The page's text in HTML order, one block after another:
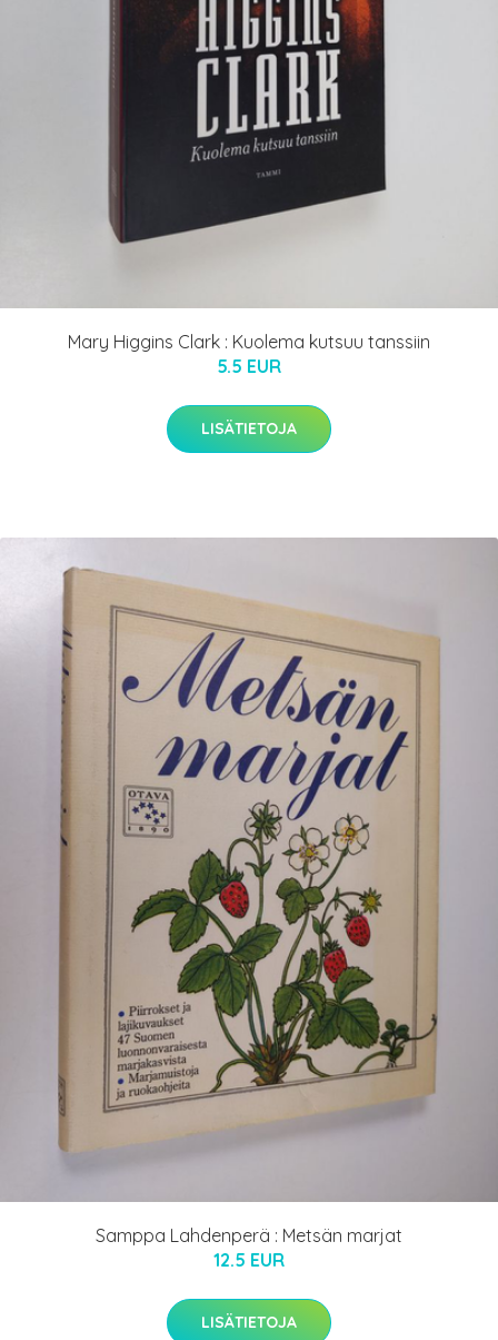
Mary Higgins Clark : Kuolema kutsuu tanssiin
5.5 EUR
LISÄTIETOJA
Samppa Lahdenperä : Metsän marjat
12.5 EUR
LISÄTIETOJA